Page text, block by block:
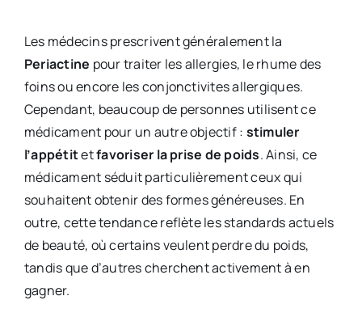
Les médecins prescrivent généralement la
Periactine pour traiter les allergies, le rhume des
foins ou encore les conjonctivites allergiques.
Cependant, beaucoup de personnes utilisent ce
médicament pour un autre objectif : stimuler
l’appétitetfavoriser la prise de poids. Ainsi, ce
médicament séduit particulièrement ceux qui
souhaitent obtenir des formes généreuses. En
outre, cette tendance reflète les standards actuels
de beauté, où certains veulent perdre du poids,
tandis que d’autres cherchent activement à en
gagner.